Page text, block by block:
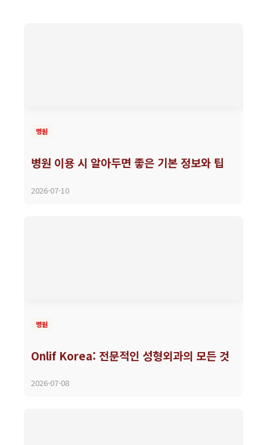
병원
병원 이용 시 알아두면 좋은 기본 정보와 팁
2026-07-10
병원
Onlif Korea: 전문적인 성형외과의 모든 것
2026-07-08